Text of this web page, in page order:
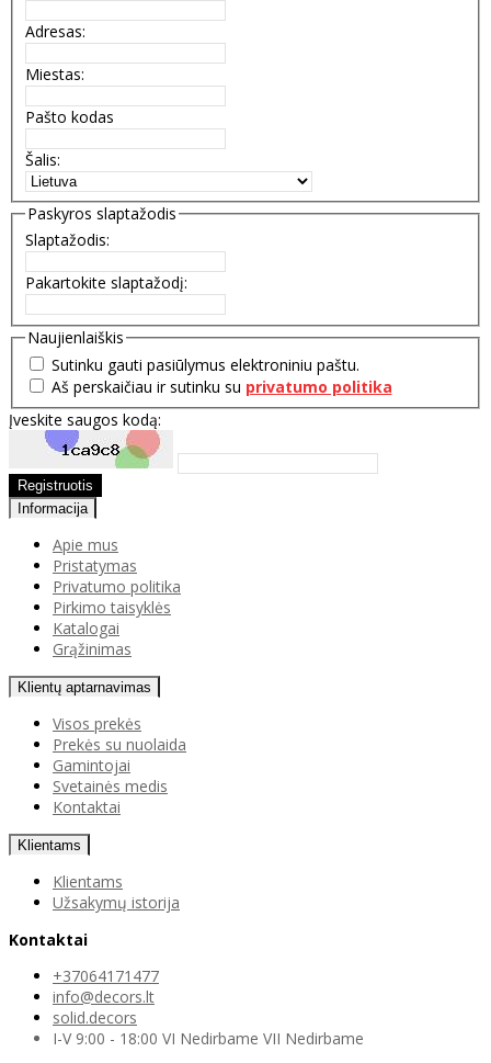
Adresas:
Miestas:
Pašto kodas
Šalis:
Paskyros slaptažodis
Slaptažodis:
Pakartokite slaptažodį:
Naujienlaiškis
Sutinku gauti pasiūlymus elektroniniu paštu.
Aš perskaičiau ir sutinku su privatumo politika
Įveskite saugos kodą:
Informacija
Apie mus
Pristatymas
Privatumo politika
Pirkimo taisyklės
Katalogai
Grąžinimas
Klientų aptarnavimas
Visos prekės
Prekės su nuolaida
Gamintojai
Svetainės medis
Kontaktai
Klientams
Klientams
Užsakymų istorija
Kontaktai
+37064171477
info@decors.lt
solid.decors
I-V 9:00 - 18:00 VI Nedirbame VII Nedirbame